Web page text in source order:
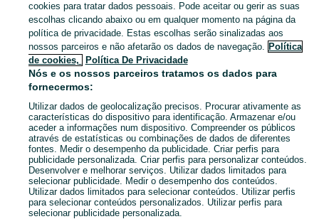
cookies para tratar dados pessoais. Pode aceitar ou gerir as suas
escolhas clicando abaixo ou em qualquer momento na página da
política de privacidade. Estas escolhas serão sinalizadas aos
nossos parceiros e não afetarão os dados de navegação. Política
de cookies,
Política De Privacidade
Nós e os nossos parceiros tratamos os dados para
fornecermos:
Utilizar dados de geolocalização precisos. Procurar ativamente as
características do dispositivo para identificação. Armazenar e/ou
aceder a informações num dispositivo. Compreender os públicos
através de estatísticas ou combinações de dados de diferentes
fontes. Medir o desempenho da publicidade. Criar perfis para
publicidade personalizada. Criar perfis para personalizar conteúdos.
Desenvolver e melhorar serviços. Utilizar dados limitados para
selecionar publicidade. Medir o desempenho dos conteúdos.
Utilizar dados limitados para selecionar conteúdos. Utilizar perfis
para selecionar conteúdos personalizados. Utilizar perfis para
selecionar publicidade personalizada.